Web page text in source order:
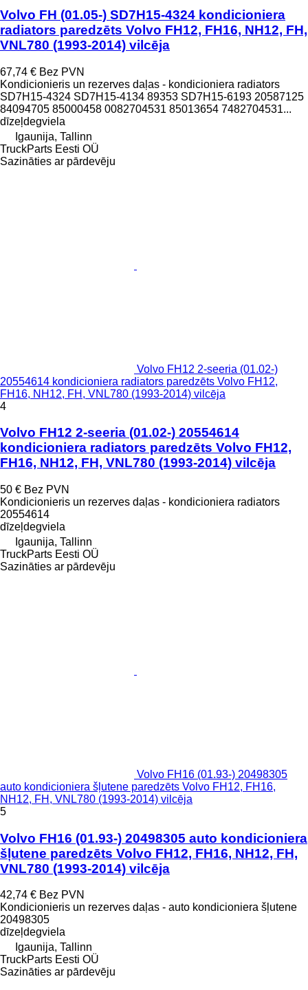
Volvo FH (01.05-) SD7H15-4324 kondicioniera
radiators paredzēts Volvo FH12, FH16, NH12, FH,
VNL780 (1993-2014) vilcēja
67,74 € Bez PVN
Kondicionieris un rezerves daļas - kondicioniera radiators
SD7H15-4324 SD7H15-4134 89353 SD7H15-6193 20587125
84094705 85000458 0082704531 85013654 7482704531...
dīzeļdegviela
Igaunija, Tallinn
TruckParts Eesti OÜ
Sazināties ar pārdevēju
Volvo FH12 2-seeria (01.02-)
20554614 kondicioniera radiators paredzēts Volvo FH12,
FH16, NH12, FH, VNL780 (1993-2014) vilcēja
4
Volvo FH12 2-seeria (01.02-) 20554614
kondicioniera radiators paredzēts Volvo FH12,
FH16, NH12, FH, VNL780 (1993-2014) vilcēja
50 € Bez PVN
Kondicionieris un rezerves daļas - kondicioniera radiators
20554614
dīzeļdegviela
Igaunija, Tallinn
TruckParts Eesti OÜ
Sazināties ar pārdevēju
Volvo FH16 (01.93-) 20498305
auto kondicioniera šļutene paredzēts Volvo FH12, FH16,
NH12, FH, VNL780 (1993-2014) vilcēja
5
Volvo FH16 (01.93-) 20498305 auto kondicioniera
šļutene paredzēts Volvo FH12, FH16, NH12, FH,
VNL780 (1993-2014) vilcēja
42,74 € Bez PVN
Kondicionieris un rezerves daļas - auto kondicioniera šļutene
20498305
dīzeļdegviela
Igaunija, Tallinn
TruckParts Eesti OÜ
Sazināties ar pārdevēju